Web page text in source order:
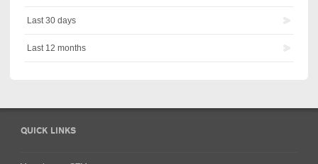
Last 30 days
Last 12 months
QUICK LINKS